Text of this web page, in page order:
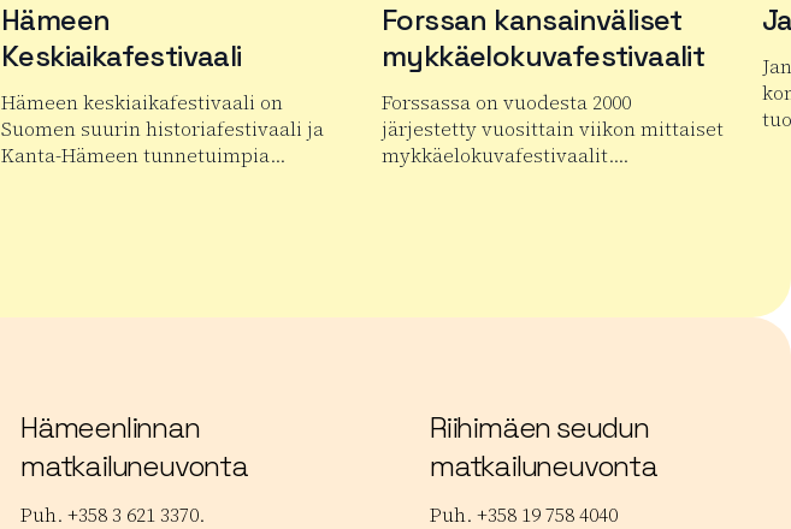
Hämeen
Keskiaikafestivaali
Hämeen keskiaikafestivaali on
Suomen suurin historiafestivaali ja
Kanta-Hämeen tunnetuimpia…
Forssan kansainväliset
mykkäelokuvafestivaalit
Forssassa on vuodesta 2000
järjestetty vuosittain viikon mittaiset
mykkäelokuvafestivaalit….
Hämeenlinnan
matkailuneuvonta
Puh. +358 3 621 3370.
Riihimäen seudun
matkailuneuvonta
Puh. +358 19 758 4040